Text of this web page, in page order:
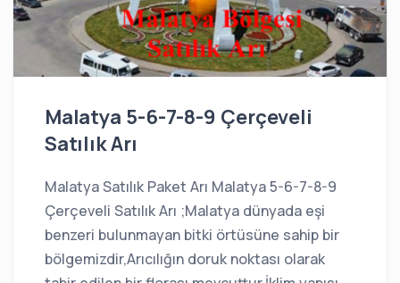
Malatya 5-6-7-8-9 Çerçeveli
Satılık Arı
Malatya Satılık Paket Arı Malatya 5-6-7-8-9
Çerçeveli Satılık Arı ;Malatya dünyada eşi
benzeri bulunmayan bitki örtüsüne sahip bir
bölgemizdir,Arıcılığın doruk noktası olarak